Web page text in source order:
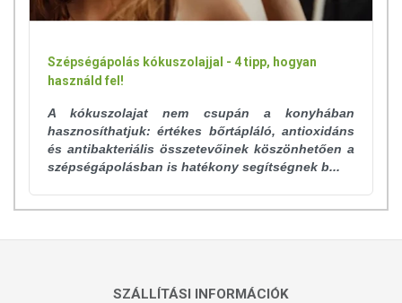
Szépségápolás kókuszolajjal - 4 tipp, hogyan
használd fel!
A kókuszolajat nem csupán a konyhában
hasznosíthatjuk: értékes bőrtápláló, antioxidáns
és antibakteriális összetevőinek köszönhetően a
szépségápolásban is hatékony segítségnek b...
SZÁLLÍTÁSI INFORMÁCIÓK